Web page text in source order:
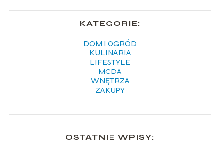
KATEGORIE:
DOM I OGRÓD
KULINARIA
LIFESTYLE
MODA
WNĘTRZA
ZAKUPY
OSTATNIE WPISY: